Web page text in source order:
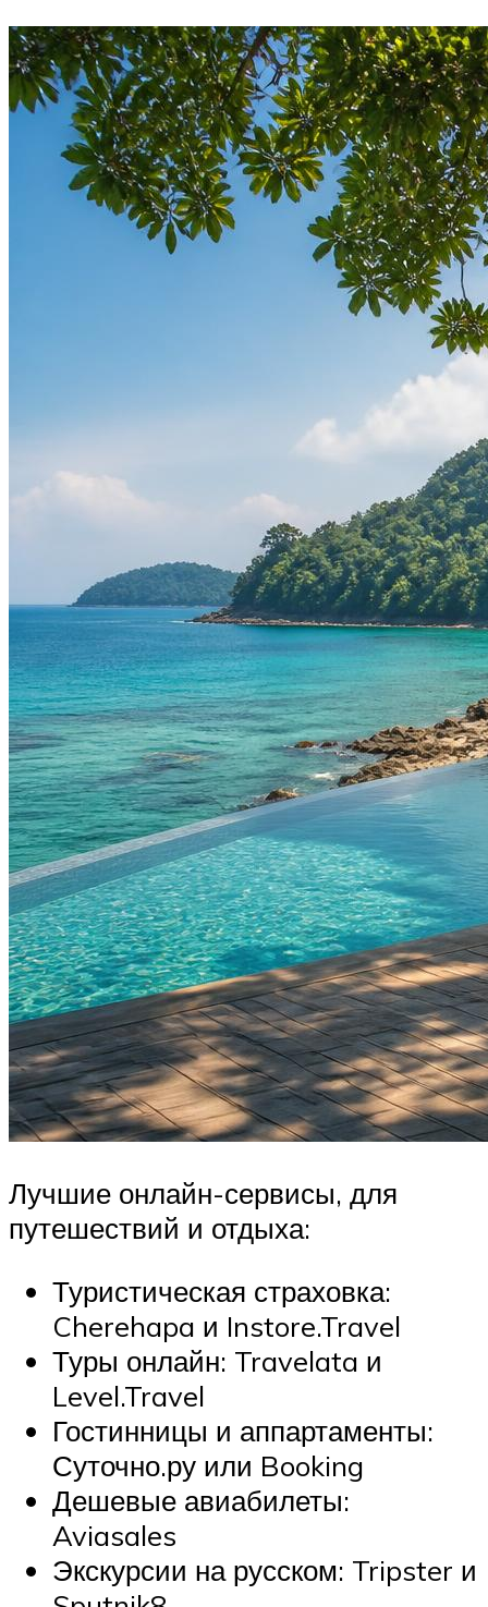
Лучшие онлайн-сервисы, для
путешествий и отдыха:
Туристическая страховка:
Cherehapa и Instore.Travel
Туры онлайн: Travelata и
Level.Travel
Гостинницы и аппартаменты:
Суточно.ру или Booking
Дешевые авиабилеты:
Aviasales
Экскурсии на русском: Tripster и